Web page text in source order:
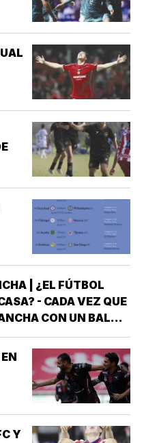
| ¿EL FÚTBOL
- CADA VEZ QUE
CON UN BALÓN
SOLA *DETRÁS DE
QUE LA LLEVÓ AL
EL ESFUERZO…
Y